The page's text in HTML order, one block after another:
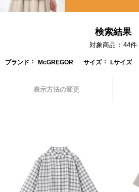
検索結果
対象商品 44件
ブランド McGREGOR サイズ Lサイズ
表示方法の変更